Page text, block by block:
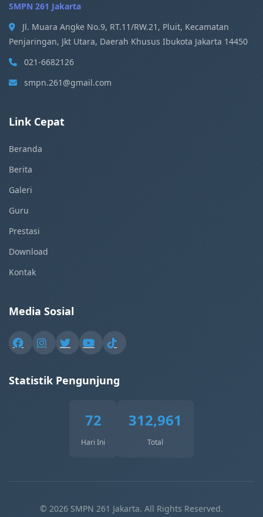
SMPN 261 Jakarta
Jl. Muara Angke No.9, RT.11/RW.21, Pluit, Kecamatan
Penjaringan, Jkt Utara, Daerah Khusus Ibukota Jakarta 14450
021-6682126
smpn.261@gmail.com
Link Cepat
Beranda
Berita
Galeri
Guru
Prestasi
Download
Kontak
Media Sosial
Statistik Pengunjung
72
Hari Ini
312,961
Total
© 2026 SMPN 261 Jakarta. All Rights Reserved.